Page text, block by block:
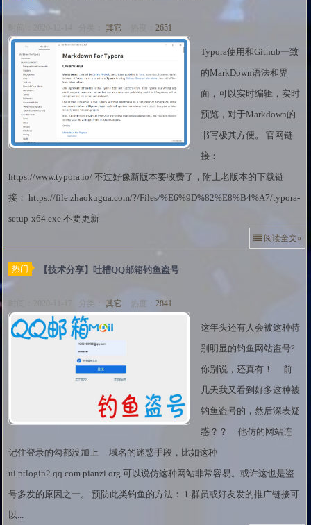
其它 2651
Typora使用和Github一致
的MarkDown语法和界
面，可以实时编辑，实时
预览，对于Markdown的
书写极其方便。 官网链
接：
https://www.typora.io/ 不过好像新版本要收费了，附上老版本的下载链
接： https://file.zhaokugua.com/?/Files/%E6%9D%82%E8%B4%A7/typora-
setup-x64.exe 不要更新
阅读全文»
热门 【技术分享】吐槽QQ邮箱钓鱼盗号
时间：2020-11-17 分类： 其它 热度： 2841
这年头还有人会被这种特
别明显的钓鱼网站盗号?
你别说，还真有！ 前
几天我又看到好多这种被
钓鱼盗号的，然后深表疑
惑？？ 他仿的网站连
记住登录的勾都没加上 域名的迷惑手段，比如这种
ui.ptlogin2.qq.com.pianzi.org 可以说仿这种网站非常容易。或许这也是盗
号多发的原因之一。 预防此类钓鱼的方法： 1.群员或好友发的推广链接可
以...